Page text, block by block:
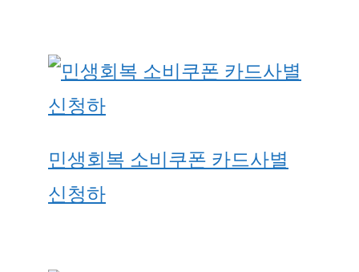
민생회복 소비쿠폰 카드사별
신청하